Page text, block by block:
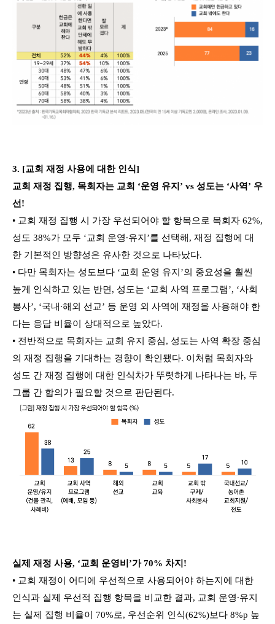
3. [교회 재정 사용에 대한 인식]
교회 재정 집행, 목회자는 교회 ‘운영 유지’ vs 성도는 ‘사역’ 우
선!
• 교회 재정 집행 시 가장 우선되어야 할 항목으로 목회자 62%,
성도 38%가 모두 ‘교회 운영∙유지’를 선택해, 재정 집행에 대
한 기본적인 방향성은 유사한 것으로 나타났다.
• 다만 목회자는 성도보다 ‘교회 운영 유지’의 중요성을 훨씬
높게 인식하고 있는 반면, 성도는 ‘교회 사역 프로그램’, ‘사회
봉사’, ‘국내∙해외 선교’ 등 운영 외 사역에 재정을 사용해야 한
다는 응답 비율이 상대적으로 높았다.
• 전반적으로 목회자는 교회 유지 중심, 성도는 사역 확장 중심
의 재정 집행을 기대하는 경향이 확인됐다. 이처럼 목회자와
성도 간 재정 집행에 대한 인식차가 뚜렷하게 나타나는 바, 두
그룹 간 합의가 필요할 것으로 판단된다.
실제 재정 사용, ‘교회 운영비’가 70% 차지!
• 교회 재정이 어디에 우선적으로 사용되어야 하는지에 대한
인식과 실제 우선적 집행 항목을 비교한 결과, 교회 운영∙유지
는 실제 집행 비율이 70%로, 우선순위 인식(62%)보다 8%p 높